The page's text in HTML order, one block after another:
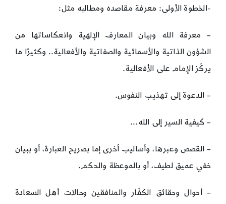
-الخطوة الأولى: معرفة مقاصده ومطالبه مثل:
– معرفة الله وبيان المعارف الإلهية وانعكاساتها من
الشؤون الذاتية والأسمائية والصفاتية والأفعالية.. وكثيرًا ما
يركّز الإمام على الأفعالية.
– الدعوة إلى تهذيب النفوس.
– كيفية السير إلى الله…
– القصص وعبرها، وأساليب أخرى إما بصريح العبارة، أو ببيان
خفي عميق لطيف، أو بالموعظة والحكم.
– أحوال وحقائق الكفّار والمنافقين وحالات أهل السعادة